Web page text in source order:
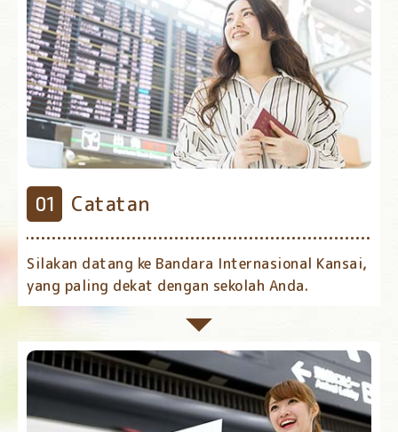
Catatan
Silakan datang ke Bandara Internasional Kansai,
yang paling dekat dengan sekolah Anda.